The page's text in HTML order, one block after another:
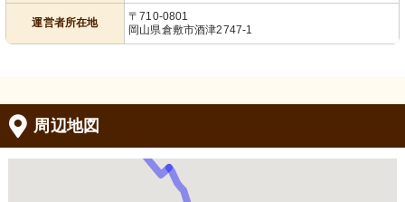
運営者所在地
〒710-0801
岡山県倉敷市酒津2747-1
周辺地図